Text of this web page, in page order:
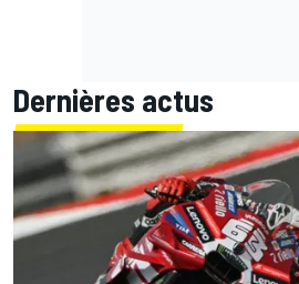
Dernières actus